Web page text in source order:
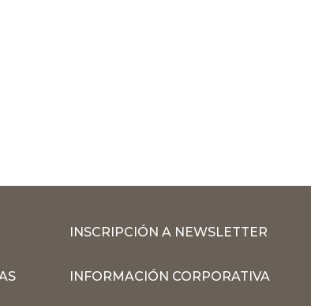
INSCRIPCIÓN A NEWSLETTER
INFORMACIÓN CORPORATIVA